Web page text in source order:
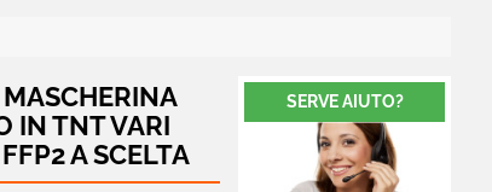
IN TNT VARI
A SCELTA
SERVE AIUTO?